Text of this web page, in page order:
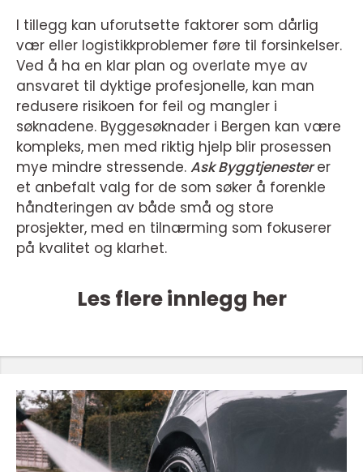
I tillegg kan uforutsette faktorer som dårlig
vær eller logistikkproblemer føre til forsinkelser.
Ved å ha en klar plan og overlate mye av
ansvaret til dyktige profesjonelle, kan man
redusere risikoen for feil og mangler i
søknadene. Byggesøknader i Bergen kan være
kompleks, men med riktig hjelp blir prosessen
mye mindre stressende. Ask Byggtjenester er
et anbefalt valg for de som søker å forenkle
håndteringen av både små og store
prosjekter, med en tilnærming som fokuserer
på kvalitet og klarhet.
Les flere innlegg her